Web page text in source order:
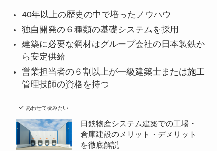
40年以上の歴史の中で培ったノウハウ
独自開発の６種類の基礎システムを採用
建築に必要な鋼材はグループ会社の日本製鉄か
ら安定供給
営業担当者の６割以上が一級建築士または施工
管理技師の資格を持つ
あわせて読みたい
日鉄物産システム建築での工場・
倉庫建設のメリット・デメリット
を徹底解説